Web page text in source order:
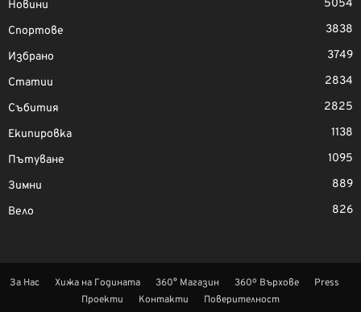
Новини
5054
Спортове
3838
Избрано
3749
Статии
2834
Събития
2825
Екипировка
1138
Пътуване
1095
Зимни
889
Вело
826
За Нас Хижа на Годината 360° Магазин 360º Върхове
Press
Проекти
Контакти Поверителност